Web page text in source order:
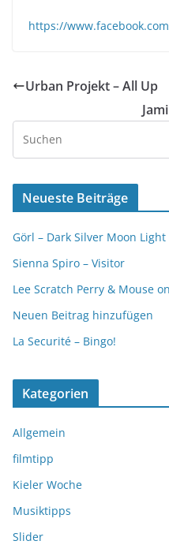
https://
Urban Projekt – All Up
Neueste Beiträge
Görl – Dark Silver Moon Light
Sienna Spiro – Visitor
Lee Scratch Perry & Mouse
Neuen Beitrag hinzufügen
La Securité – Bingo!
Kategorien
Allgemein
filmtipp
Kieler Woche
Musiktipps
Slider